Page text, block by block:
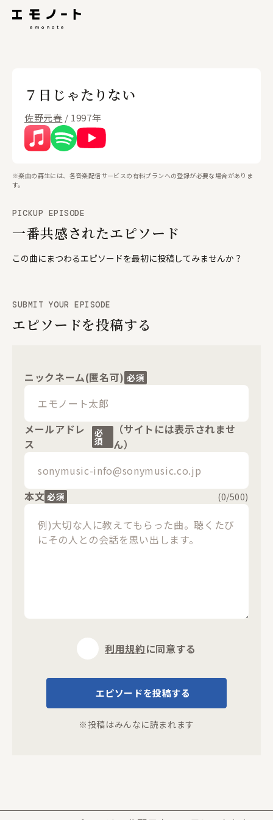
７日じゃたりない
佐野元春 / 1997年
※楽曲の再生には、各音楽配信サービスの有料プランへの登録が必要な場合がありま
す。
PICKUP EPISODE
一番共感されたエピソード
この曲にまつわるエピソードを最初に投稿してみませんか？
SUBMIT YOUR EPISODE
エピソードを投稿する
ニックネーム(匿名可) 必須
メールアドレ
ス
必
須
（サイトには表示されませ
ん）
本文 必須 (0/500)
利用規約に同意する
エピソードを投稿する
※投稿はみんなに読まれます